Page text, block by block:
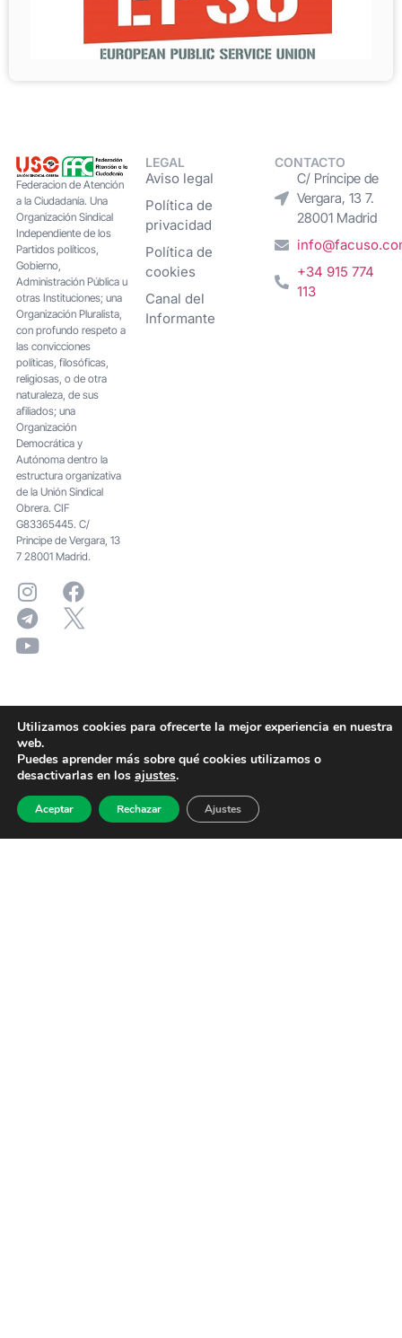
Federacion de Atención
a la Ciudadanía. Una
Organización Sindical
Independiente de los
Partidos políticos,
Gobierno,
Administración Pública u
otras Instituciones; una
Organización Pluralista,
con profundo respeto a
las convicciones
políticas, filosóficas,
religiosas, o de otra
naturaleza, de sus
afiliados; una
Organización
Democrática y
Autónoma dentro la
estructura organizativa
de la Unión Sindical
Obrera. CIF
G83365445. C/
Principe de Vergara, 13
7 28001 Madrid.
LEGAL
Aviso legal
Política de
privacidad
Política de
cookies
Canal del
Informante
CONTACTO
C/ Príncipe de
Vergara, 13 7.
28001 Madrid
+34 915 774
113
Utilizamos cookies para ofrecerte la mejor experiencia en nuestra
web.
Puedes aprender más sobre qué cookies utilizamos o
desactivarlas en los ajustes.
Aceptar Rechazar Ajustes